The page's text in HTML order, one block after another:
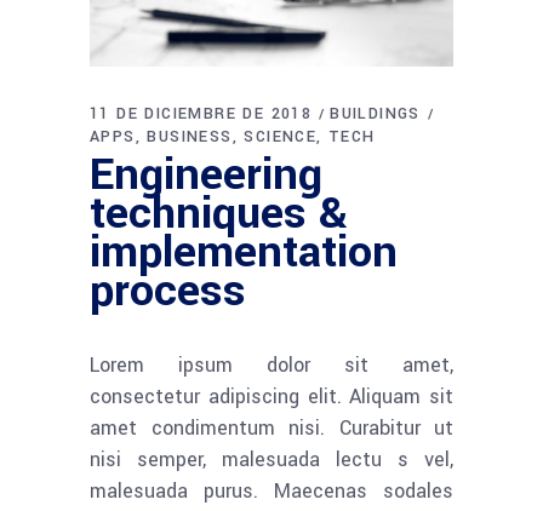
11 DE DICIEMBRE DE 2018
BUILDINGS
APPS
BUSINESS SCIENCE TECH
Engineering
techniques &
implementation
process
Lorem ipsum dolor sit amet,
consectetur adipiscing elit. Aliquam sit
amet condimentum nisi. Curabitur ut
nisi semper, malesuada lectu s vel,
malesuada purus. Maecenas sodales